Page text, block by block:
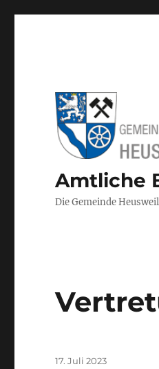
Amtliche
Die Gemeinde
Autor
Veröffentlicht
17. Juli 2023